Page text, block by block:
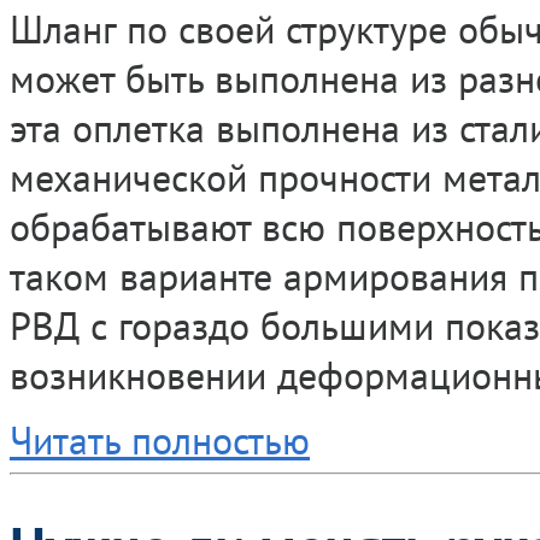
Шланг по своей структуре
может быть выполнена из
эта оплетка выполнена из
механической прочности
обрабатывают всю
таком варианте армирования
РВД с гораздо большими
возникновении
Читать полностью